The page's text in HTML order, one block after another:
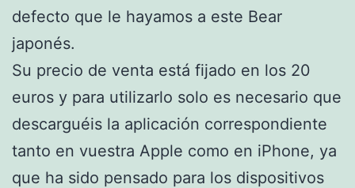
defecto que le hayamos a este Bear
japonés.
Su precio de venta está fijado en los 20
euros y para utilizarlo solo es necesario que
descarguéis la aplicación correspondiente
tanto en vuestra Apple como en iPhone, ya
que ha sido pensado para los dispositivos